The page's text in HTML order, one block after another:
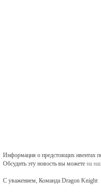
Информация о предстоящих ивентах
Обсудить эту новость вы можете на
С уважением, Команда Dragon Knight